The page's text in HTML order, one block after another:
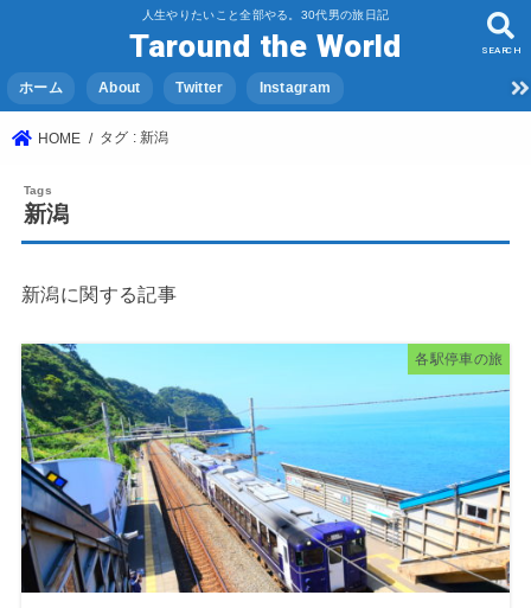
人生やりたいこと全部やる。30代男の旅日記
Taround the World SEARCH
ホーム About Twitter Instagram
HOME タグ : 新潟
新潟
新潟に関する記事
各駅停車の旅